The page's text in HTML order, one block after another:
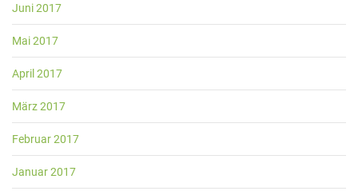
Juni 2017
Mai 2017
April 2017
März 2017
Februar 2017
Januar 2017